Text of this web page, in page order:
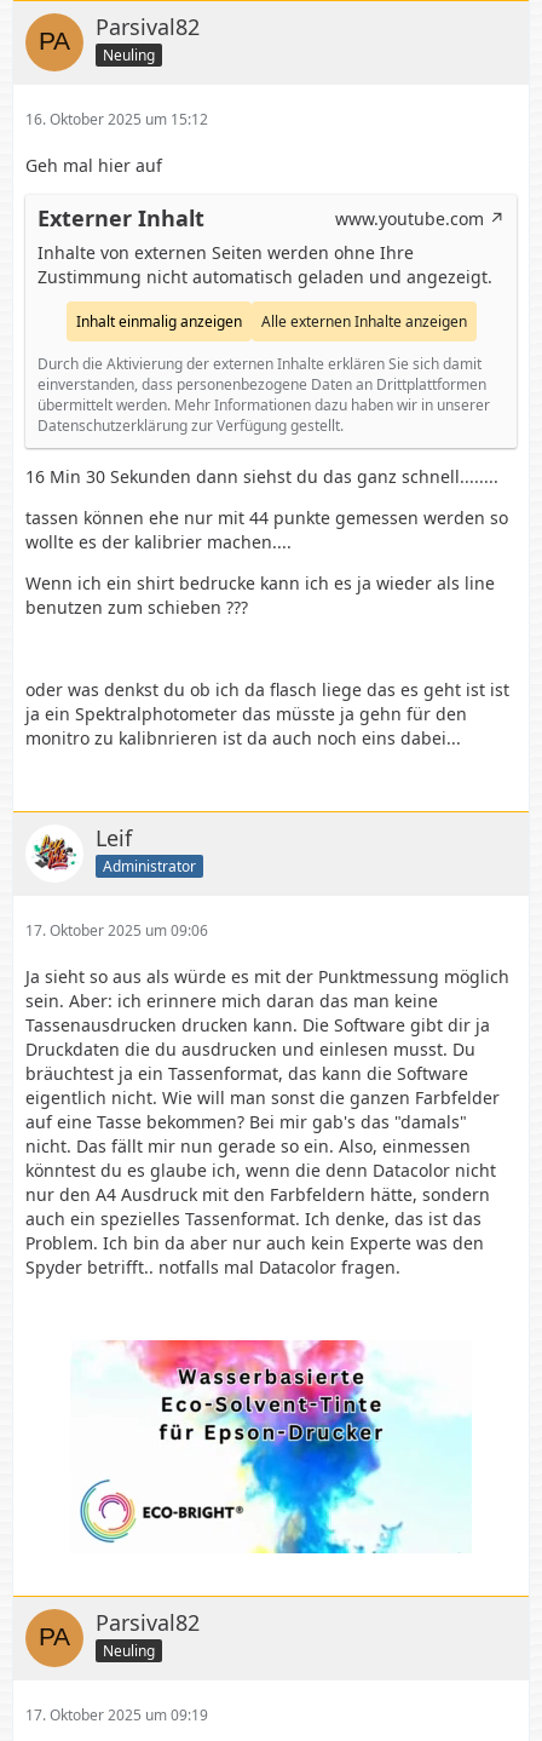
Parsival82
Neuling
16. Oktober 2025 um 15:12
Geh mal hier auf
Externer Inhalt
www.youtube.com
Inhalte von externen Seiten werden ohne Ihre
Zustimmung nicht automatisch geladen und angezeigt.
Inhalt einmalig anzeigen Alle externen Inhalte anzeigen
Durch die Aktivierung der externen Inhalte erklären Sie sich damit
einverstanden, dass personenbezogene Daten an Drittplattformen
übermittelt werden. Mehr Informationen dazu haben wir in unserer
Datenschutzerklärung zur Verfügung gestellt.
16 Min 30 Sekunden dann siehst du das ganz schnell........
tassen können ehe nur mit 44 punkte gemessen werden so
wollte es der kalibrier machen....
Wenn ich ein shirt bedrucke kann ich es ja wieder als line
benutzen zum schieben ???
oder was denkst du ob ich da flasch liege das es geht ist ist
ja ein Spektralphotometer das müsste ja gehn für den
monitro zu kalibnrieren ist da auch noch eins dabei...
Leif
Administrator
17. Oktober 2025 um 09:06
Ja sieht so aus als würde es mit der Punktmessung möglich
sein. Aber: ich erinnere mich daran das man keine
Tassenausdrucken drucken kann. Die Software gibt dir ja
Druckdaten die du ausdrucken und einlesen musst. Du
bräuchtest ja ein Tassenformat, das kann die Software
eigentlich nicht. Wie will man sonst die ganzen Farbfelder
auf eine Tasse bekommen? Bei mir gab's das "damals"
nicht. Das fällt mir nun gerade so ein. Also, einmessen
könntest du es glaube ich, wenn die denn Datacolor nicht
nur den A4 Ausdruck mit den Farbfeldern hätte, sondern
auch ein spezielles Tassenformat. Ich denke, das ist das
Problem. Ich bin da aber nur auch kein Experte was den
Spyder betrifft.. notfalls mal Datacolor fragen.
Parsival82
Neuling
17. Oktober 2025 um 09:19